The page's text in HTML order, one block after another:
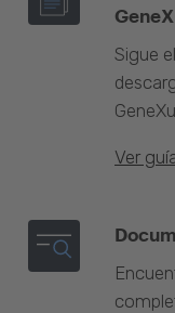
Sigue
Ver